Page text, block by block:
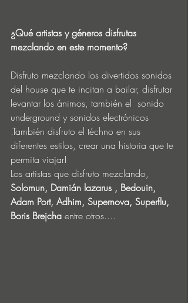
¿Qué artistas y géneros disfrutas
mezclando en este momento?
Disfruto mezclando los divertidos sonidos
del house que te incitan a bailar, disfrutar
levantar los ánimos, también el  sonido
underground y sonidos electrónicos
.También disfruto el téchno en sus
diferentes estilos, crear una historia que te
permita viajar!
Los artistas que disfruto mezclando,
Solomun, Damián lazarus , Bedouin,
Adam Port, Adhim, Supernova, Superflu,
Boris Brejcha entre otros....